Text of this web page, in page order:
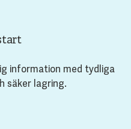
information med tydliga
säker lagring.